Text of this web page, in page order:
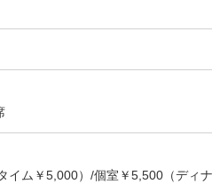
ム￥5,000）/個室￥5,500（ディナ